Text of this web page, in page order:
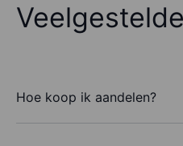
Hoe koop ik aandelen?